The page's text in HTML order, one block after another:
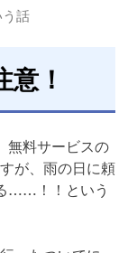
話
！
無料サービスの
が、雨の日に頼
……！！という